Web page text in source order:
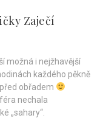
Zaječí
možná i nejžhavější
každého pěkně
obřadem
nechala
„sahary“.